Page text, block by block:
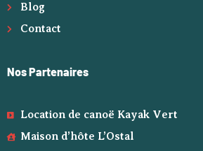
Blog
Contact
Nos Partenaires
Location de canoë Kayak Vert
Maison d’hôte L’Ostal